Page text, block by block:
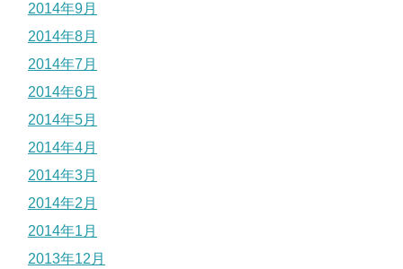
2014年9月
2014年8月
2014年7月
2014年6月
2014年5月
2014年4月
2014年3月
2014年2月
2014年1月
2013年12月